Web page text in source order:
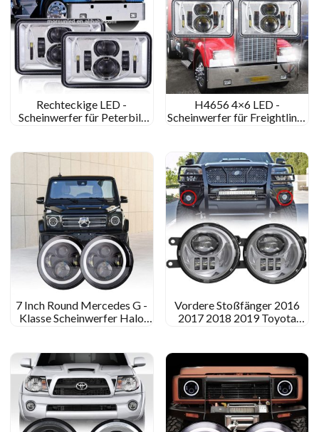
Rechteckige LED -
Scheinwerfer für Peterbilt
Scheinwerferkonvertierung
H4656 4×6 LED -
Scheinwerfer für Freightliner
Scheinwerfer
7 Inch Round Mercedes G -
Klasse Scheinwerfer Halo
Vordere Stoßfänger 2016
2017 2018 2019 Toyota